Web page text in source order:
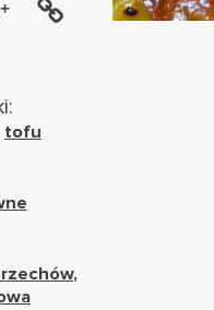
tofu
,